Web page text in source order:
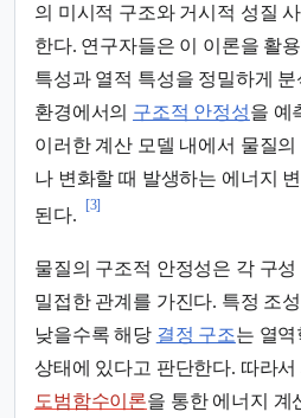
의 미시적 구조와 거시적 성질
한다. 연구자들은 이 이론을 활
특성과 열적 특성을 정밀하게
환경에서의 구조적 안정성을 예
이러한 계산 모델 내에서 물질
나 변화할 때 발생하는 에너지
된다.
[3]
물질의 구조적 안정성은 각 구
밀접한 관계를 가진다. 특정 조
낮을수록 해당 결정 구조는 열
상태에 있다고 판단한다. 따라
도범함수이론을 통한 에너지 계